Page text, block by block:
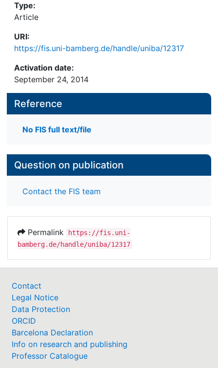
Type:
Article
URI:
https://fis.uni-bamberg.de/handle/uniba/12317
Activation date:
September 24, 2014
Reference
No FIS full text/file
Question on publication
Contact the FIS team
Permalink
https://fis.uni-
bamberg.de/handle/uniba/12317
Contact
Legal Notice
Data Protection
ORCID
Barcelona Declaration
Info on research and publishing
Professor Catalogue